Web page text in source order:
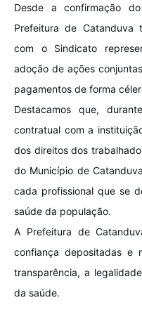
Desde a confirmação
Prefeitura de Catanduva
com o Sindicato
adoção de ações
pagamentos de forma
Destacamos que,
contratual com a
dos direitos dos
do Município de
cada profissional que se
saúde da população.
A Prefeitura de
confiança depositadas e
transparência, a
da saúde.